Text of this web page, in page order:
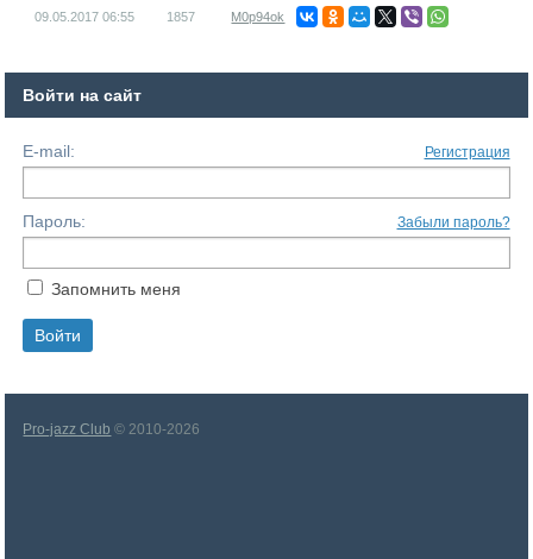
09.05.2017 06:55 1857 M0p94ok
Войти на сайт
E-mail: Регистрация
Пароль: Забыли пароль?
Запомнить меня
Pro-jazz Club © 2010-2026